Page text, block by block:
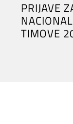
PRIJAVE
TIMOVE